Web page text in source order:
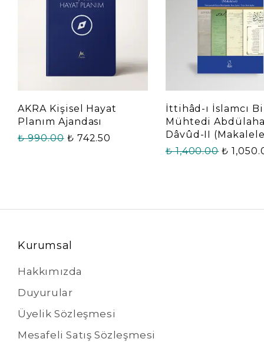
AKRA Kişisel Hayat
Planım Ajandası
₺ 990.00 ₺ 742.50
İttihâd-ı İslamcı
Mühtedi
Dâvûd-II
₺ 1,400.00 ₺
Kurumsal
Hakkımızda
Duyurular
Üyelik Sözleşmesi
Mesafeli Satış Sözleşmesi